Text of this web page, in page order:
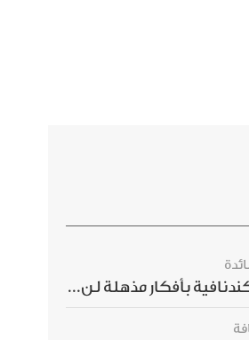
تصاميم مطابخ اسكندنافية بأفكار مذهلة لن ترغبي بتفويتها